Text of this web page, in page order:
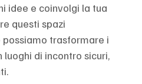
idee e coinvolgi la tua
questi spazi
trasformare i
luoghi di incontro sicuri,